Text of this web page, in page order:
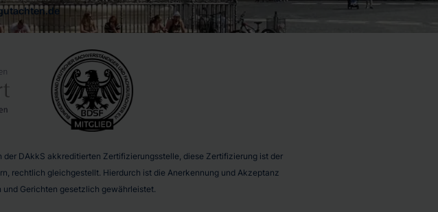
DAkkS akkreditierten Zertifizierungsstelle, diese Zertifizierung ist der
rechtlich gleichgestellt. Hierdurch ist die Anerkennung und Akzeptanz
Gerichten gesetzlich gewährleistet.